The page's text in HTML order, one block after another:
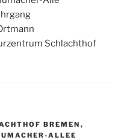
Schlachthof
BREMEN ,
ALLEE